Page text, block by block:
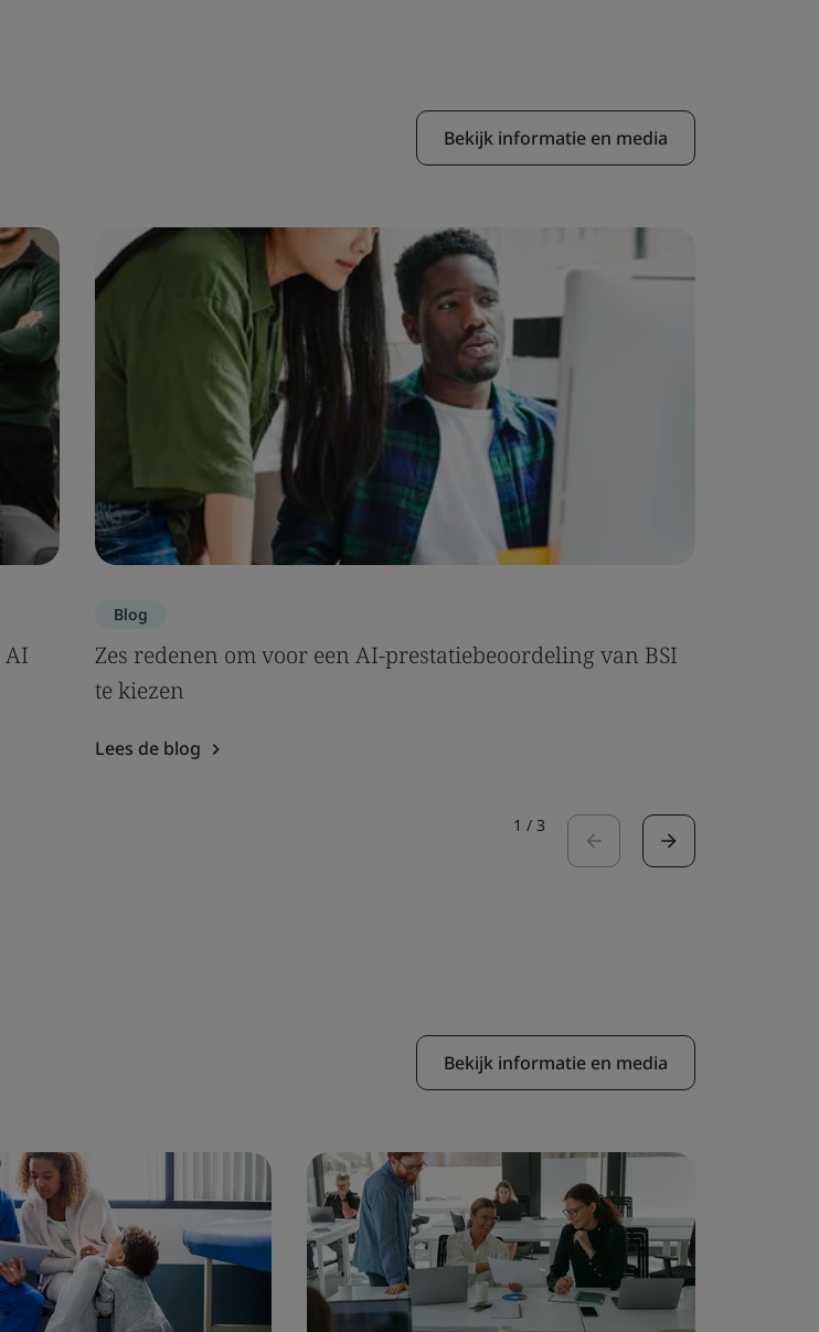
Bekijk informatie en media
AI
Blog
Zes redenen om voor een AI-prestatiebeoordeling van BSI
te kiezen
Lees de blog
1 / 3
Bekijk informatie en media